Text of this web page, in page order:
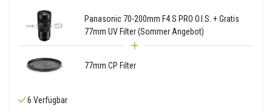
Panasonic 70-200mm F4 S PRO O.I.S. + Gratis
77mm UV Filter (Sommer Angebot)
77mm CP Filter
6 Verfügbar